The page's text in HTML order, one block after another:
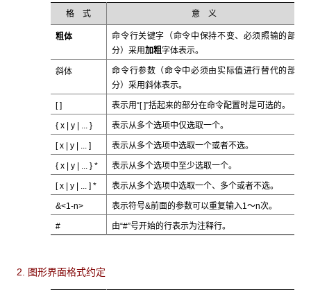
格 式 意 义
粗体
命令行关键字（命令中保持不变、必须照输的部
分）采用加粗字体表示。
斜体
命令行参数（命令中必须由实际值进行替代的部
分）采用斜体表示。
[ ] 表示用“[ ]”括起来的部分在命令配置时是可选的。
{ x | y | ... } 表示从多个选项中仅选取一个。
[ x | y | ... ] 表示从多个选项中选取一个或者不选。
{ x | y | ... } * 表示从多个选项中至少选取一个。
[ x | y | ... ] * 表示从多个选项中选取一个、多个或者不选。
&<1-n> 表示符号&前面的参数可以重复输入1～n次。
# 由“#”号开始的行表示为注释行。
2. 图形界面格式约定